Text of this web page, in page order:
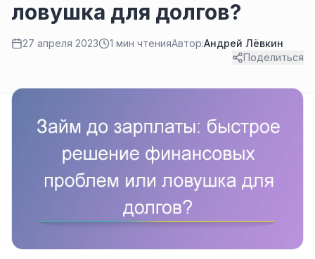
ловушка для долгов?
27 апреля 2023 1 мин чтенияАвтор:Андрей Лёвкин
Поделиться